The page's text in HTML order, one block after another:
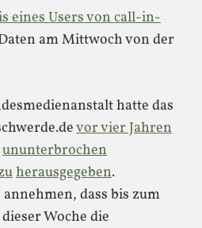
eines Users von call-in-
am Mittwoch von der
hatte das
vor vier Jahren
ununterbrochen
herausgegeben.
dass bis zum
Woche die